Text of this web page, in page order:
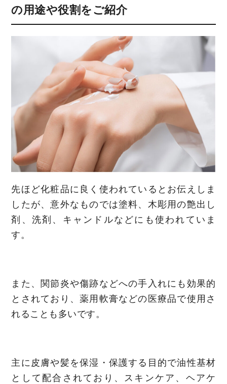
の用途や役割をご紹介
先ほど化粧品に良く使われているとお伝えしま
したが、意外なものでは塗料、木彫用の艶出し
剤、洗剤、キャンドルなどにも使われていま
す。
また、関節炎や傷跡などへの手入れにも効果的
とされており、薬用軟膏などの医療品で使用さ
れることも多いです。
主に皮膚や髪を保湿・保護する目的で油性基材
として配合されており、スキンケア、ヘアケ